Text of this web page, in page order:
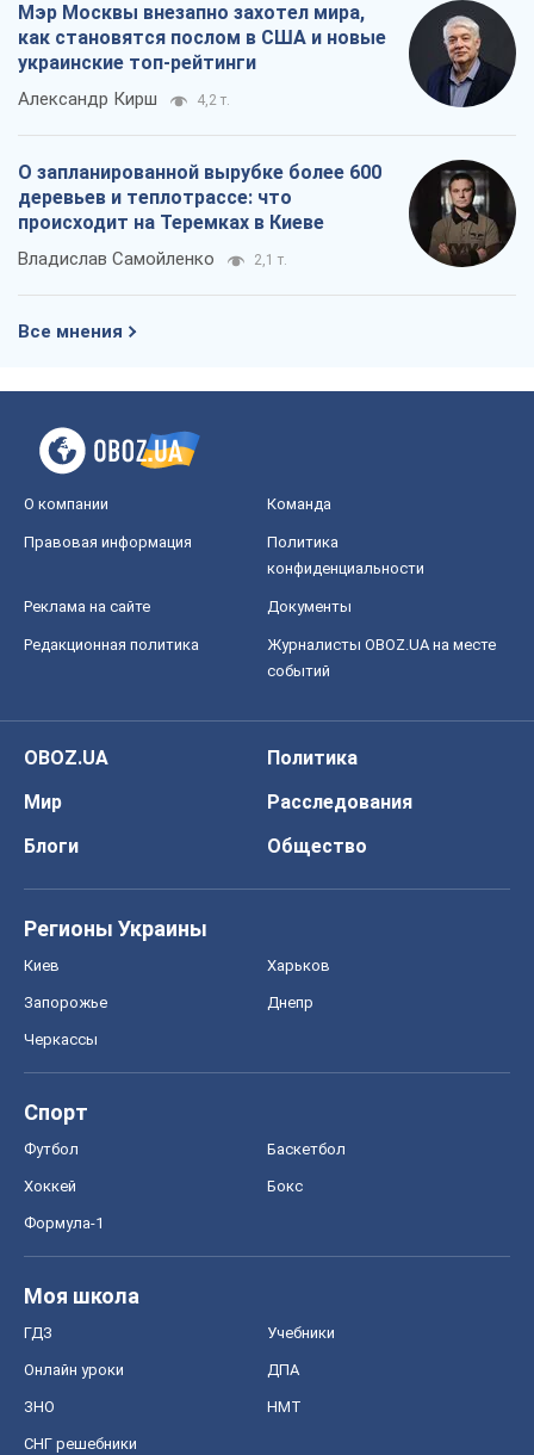
Мэр Москвы внезапно захотел мира,
как становятся послом в США и новые
украинские топ-рейтинги
Александр Кирш 4,2 т.
О запланированной вырубке более 600
деревьев и теплотрассе: что
происходит на Теремках в Киеве
Владислав Самойленко 2,1 т.
Все мнения
О компании Команда
Правовая информация
Политика
конфиденциальности
Реклама на сайте Документы
Редакционная политика
Журналисты OBOZ.UA на месте
событий
OBOZ.UA
Политика
Мир
Расследования
Блоги
Общество
Регионы Украины
Киев Харьков
Запорожье Днепр
Черкассы
Спорт
Футбол Баскетбол
Хоккей Бокс
Формула-1
Моя школа
ГДЗ Учебники
Онлайн уроки ДПА
ЗНО НМТ
СНГ решебники